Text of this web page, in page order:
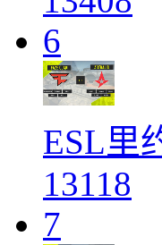
6
ESL里
13118
7